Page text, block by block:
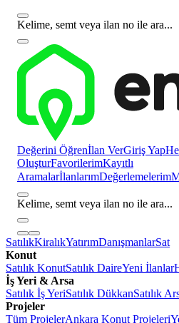
Kelime, semt veya ilan no ile ara...
Değerini Öğrenİlan VerGiriş Yap
OluşturFavorilerimKayıtlı
AramalarİlanlarımDeğerlemelerim
Kelime, semt veya ilan no ile ara...
SatılıkKiralıkYatırımDanışmanlarSat
Konut
Satılık KonutSatılık DaireYeni İlanlar
İş Yeri & Arsa
Satılık İş YeriSatılık DükkanSatılık
Projeler
Tüm ProjelerAnkara Konut Projeleri